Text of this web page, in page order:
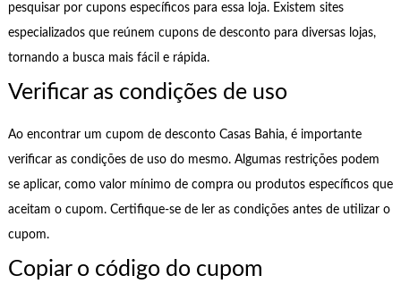
pesquisar por cupons específicos para essa loja. Existem sites
especializados que reúnem cupons de desconto para diversas lojas,
tornando a busca mais fácil e rápida.
Verificar as condições de uso
Ao encontrar um cupom de desconto Casas Bahia, é importante
verificar as condições de uso do mesmo. Algumas restrições podem
se aplicar, como valor mínimo de compra ou produtos específicos que
aceitam o cupom. Certifique-se de ler as condições antes de utilizar o
cupom.
Copiar o código do cupom